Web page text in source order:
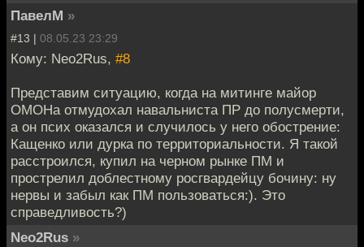
ПавелМ »
#13 | 08.05.23 23:29
Кому: Neo2Rus, #8
Представим ситуацию, когда на митинге майор
ОМОНа отмудохал навальниста ПР до полусмерти,
а он псих оказался и случилось у него обострение:
Кащенко или дурка по территориальности. Я такой
расстроился, купил на черном рынке ПМ и
прострелил доблестному росгвардейцу бочину: ну
нервы и забыл как ПМ пользоваться:). Это
справедливость?)
Neo2Rus »